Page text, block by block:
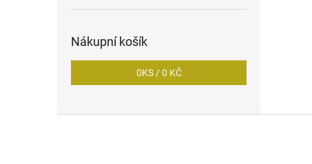
Nákupní košík
0KS /0 KČ